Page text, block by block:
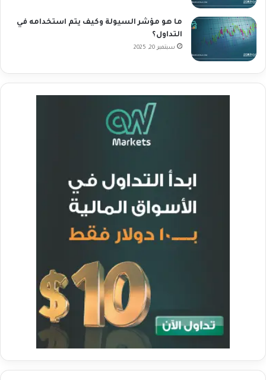
ما هو مؤشر السيولة وكيف يتم استخدامه في
التداول؟
سبتمبر 20, 2025